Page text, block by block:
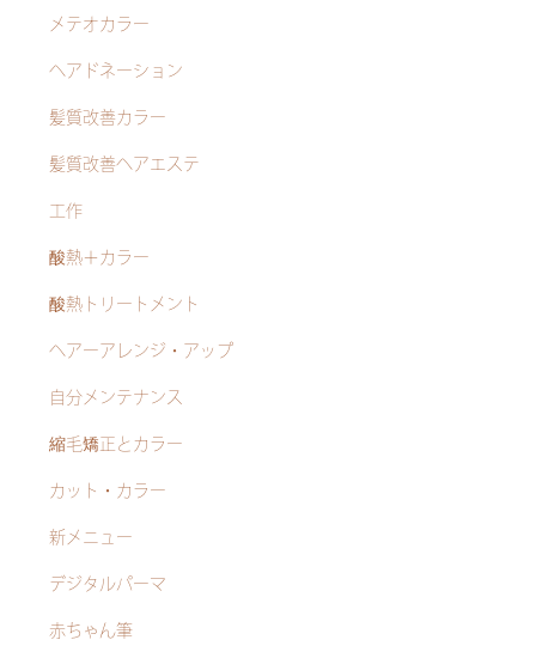
メテオカラー
ヘアドネーション
髪質改善カラー
髪質改善ヘアエステ
工作
酸熱＋カラー
酸熱トリートメント
ヘアーアレンジ・アップ
自分メンテナンス
縮毛矯正とカラー
カット・カラー
新メニュー
デジタルパーマ
赤ちゃん筆